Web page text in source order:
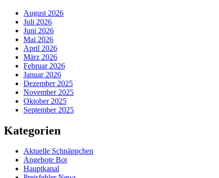
August 2026
Juli 2026
Juni 2026
Mai 2026
April 2026
März 2026
Februar 2026
Januar 2026
Dezember 2025
November 2025
Oktober 2025
September 2025
Kategorien
Aktuelle Schnäppchen
Angebote Bot
Hauptkanal